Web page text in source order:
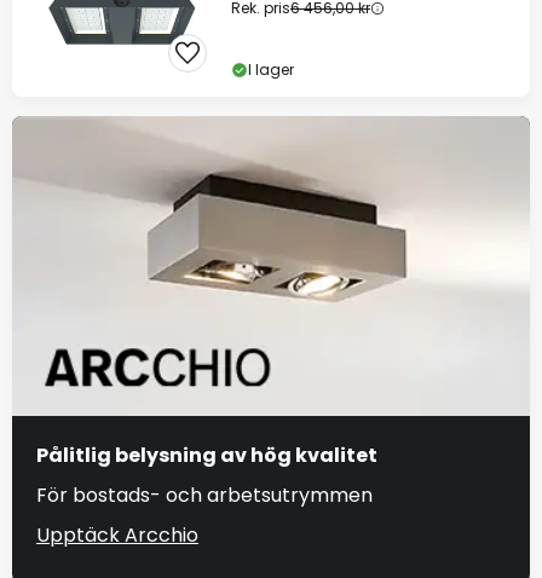
Rek. pris6 456,00 kr
I lager
Pålitlig belysning av hög kvalitet
För bostads- och arbetsutrymmen
Upptäck Arcchio